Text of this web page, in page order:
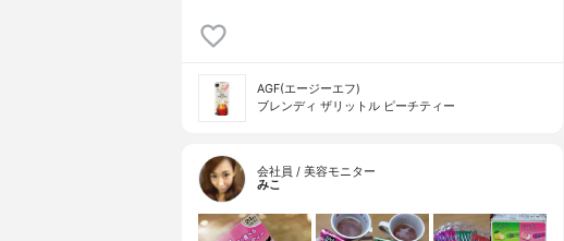
AGF(エージーエフ)
ブレンディ ザリットル ピーチティー
会社員 / 美容モニター
みこ